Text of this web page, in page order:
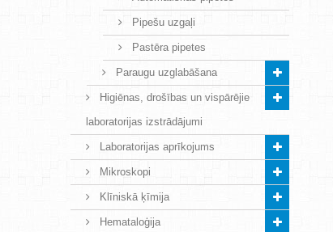
Pipešu uzgaļi
Pastēra pipetes
Paraugu uzglabāšana
Higiēnas, drošības un vispārējie
laboratorijas izstrādājumi
Laboratorijas aprīkojums
Mikroskopi
Klīniskā ķīmija
Hemataloģija